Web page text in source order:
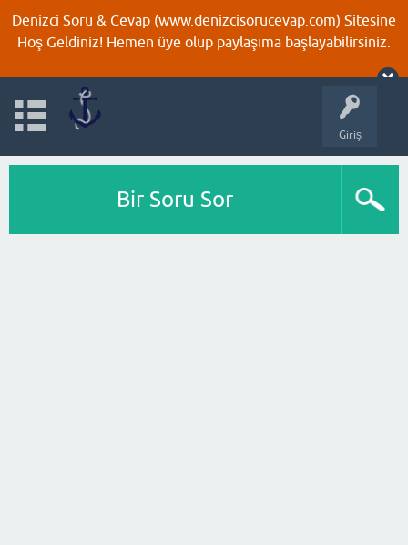
Denizci Soru & Cevap (www.denizcisorucevap.com) Sitesine
Hoş Geldiniz! Hemen üye olup paylaşıma başlayabilirsiniz.
Giriş
Bir Soru Sor